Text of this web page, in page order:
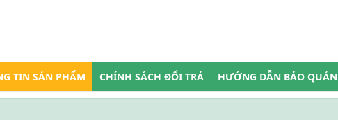
TIN SẢN PHẨM CHÍNH SÁCH ĐỔI TRẢ HƯỚNG DẪN BẢO QUẢN